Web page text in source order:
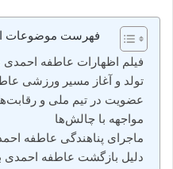
فهرست موضوعات
فیلم اظهارات عاطفه احمدی
تولد و آغاز مسیر ورزشی
عضویت در تیم ملی و
مواجهه با چالش‌ها
ماجرای پناهندگی عاطفه
دلیل بازگشت عاطفه احمدی